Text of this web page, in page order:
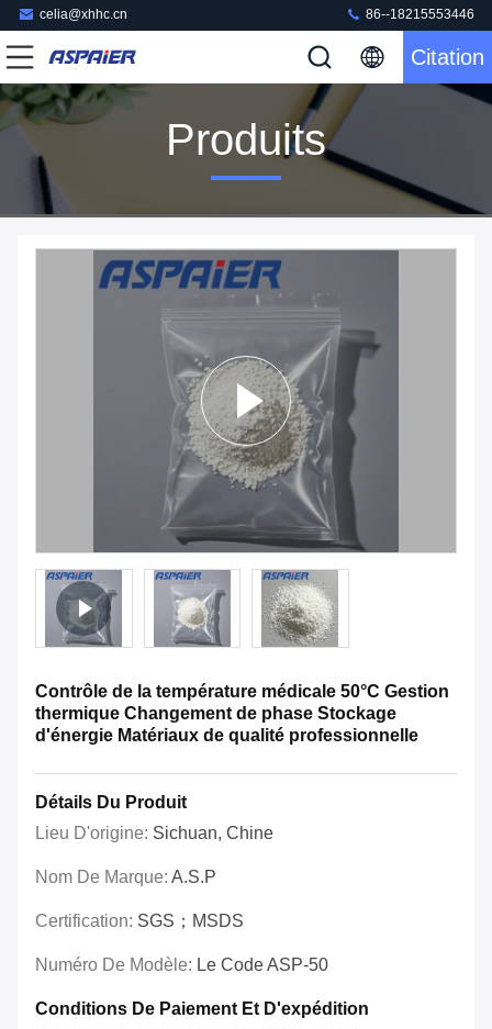
celia@xhhc.cn 86--18215553446
Citation
Produits
Contrôle de la température médicale 50°C Gestion
thermique Changement de phase Stockage
d'énergie Matériaux de qualité professionnelle
Détails Du Produit
Lieu D'origine: Sichuan, Chine
Nom De Marque: A.S.P
Certification: SGS；MSDS
Numéro De Modèle: Le Code ASP-50
Conditions De Paiement Et D'expédition